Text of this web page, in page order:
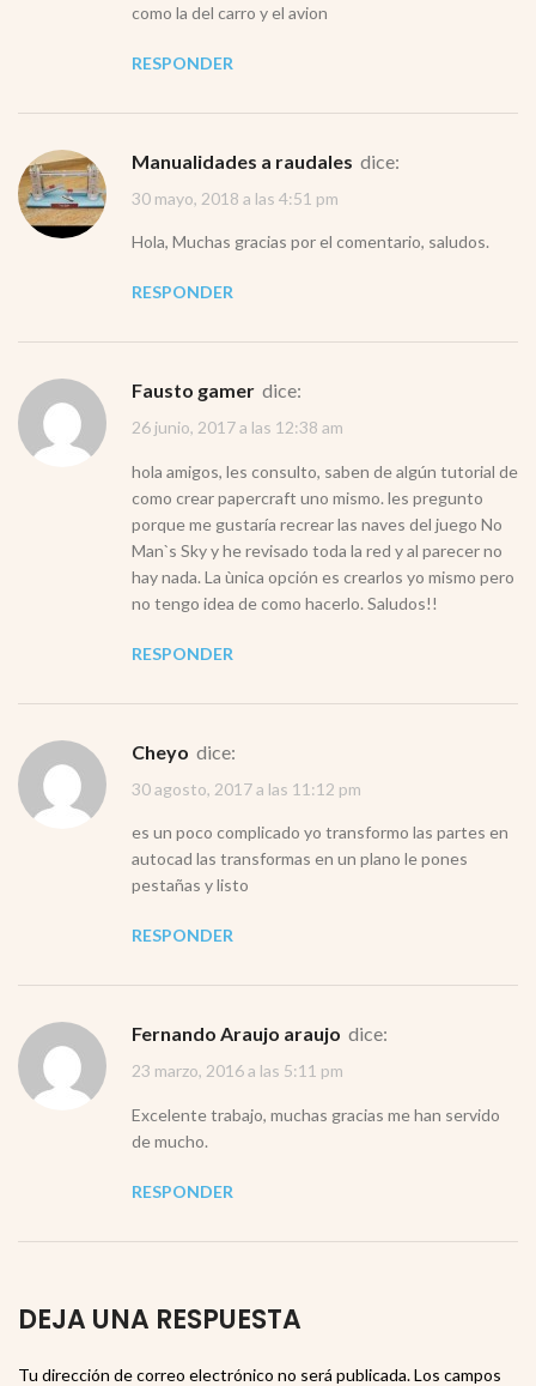
como la del carro y el avion
RESPONDER
Manualidades a raudales dice:
30 mayo, 2018 a las 4:51 pm
Hola, Muchas gracias por el comentario, saludos.
RESPONDER
fausto gamer dice:
26 junio, 2017 a las 12:38 am
hola amigos, les consulto, saben de algún tutorial de
como crear papercraft uno mismo. les pregunto
porque me gustaría recrear las naves del juego No
Man`s Sky y he revisado toda la red y al parecer no
hay nada. La ùnica opción es crearlos yo mismo pero
no tengo idea de como hacerlo. Saludos!!
RESPONDER
cheyo dice:
30 agosto, 2017 a las 11:12 pm
es un poco complicado yo transformo las partes en
autocad las transformas en un plano le pones
pestañas y listo
RESPONDER
Fernando Araujo araujo dice:
23 marzo, 2016 a las 5:11 pm
Excelente trabajo, muchas gracias me han servido
de mucho.
RESPONDER
DEJA UNA RESPUESTA
Tu dirección de correo electrónico no será publicada.Los campos